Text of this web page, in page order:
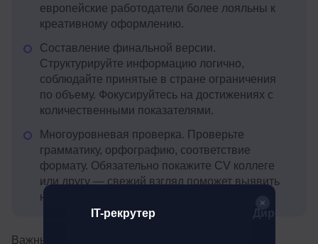
европейские работодатели более лояльны к
креативному оформлению.
Составление финальной версии.
Структурируйте информацию логично,
соблюдайте принятые в стране ограничения
по объему. Фокусируйтесь на достижениях с
количественными показателями.
Многоуровневая проверка. Проверьте
грамматику, орфографию, соответствие
формату. Обязательно покажите CV коллеге
или другу — свежий взгляд поможет выявить
неочевидные ошибки.
Важный момент: каждое CV должно быть
IT-рекрутер Директор